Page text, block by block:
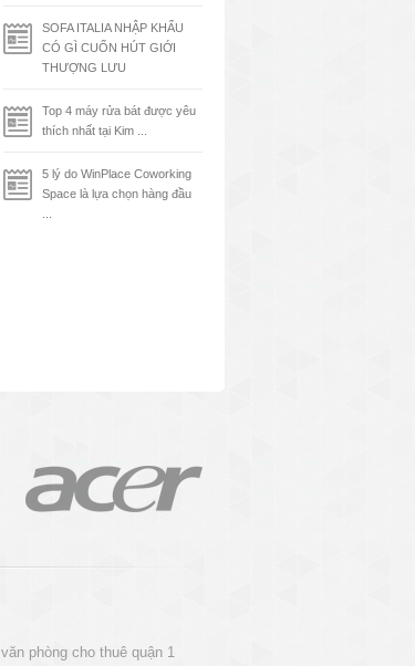
SOFA ITALIA NHẬP KHẨU
CÓ GÌ CUỐN HÚT GIỚI
THƯỢNG LƯU
Top 4 máy rửa bát được yêu
thích nhất tại Kim ...
5 lý do WinPlace Coworking
Space là lựa chọn hàng đầu
văn phòng cho thuê quận 1